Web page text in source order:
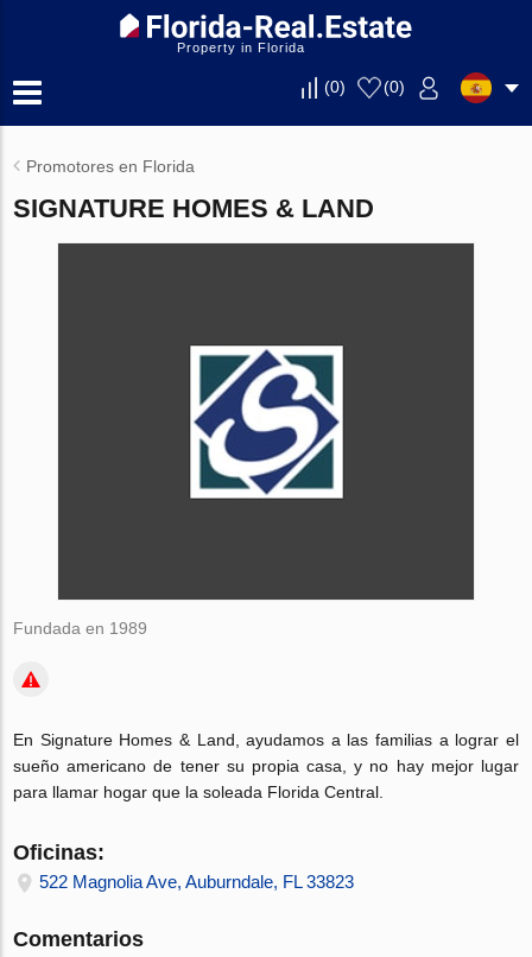
Property in Florida
(0) (0)
Promotores en Florida
SIGNATURE HOMES & LAND
Fundada en 1989
En Signature Homes & Land, ayudamos a las familias a lograr el
sueño americano de tener su propia casa, y no hay mejor lugar
para llamar hogar que la soleada Florida Central.
Oficinas:
522 Magnolia Ave, Auburndale, FL 33823
Comentarios